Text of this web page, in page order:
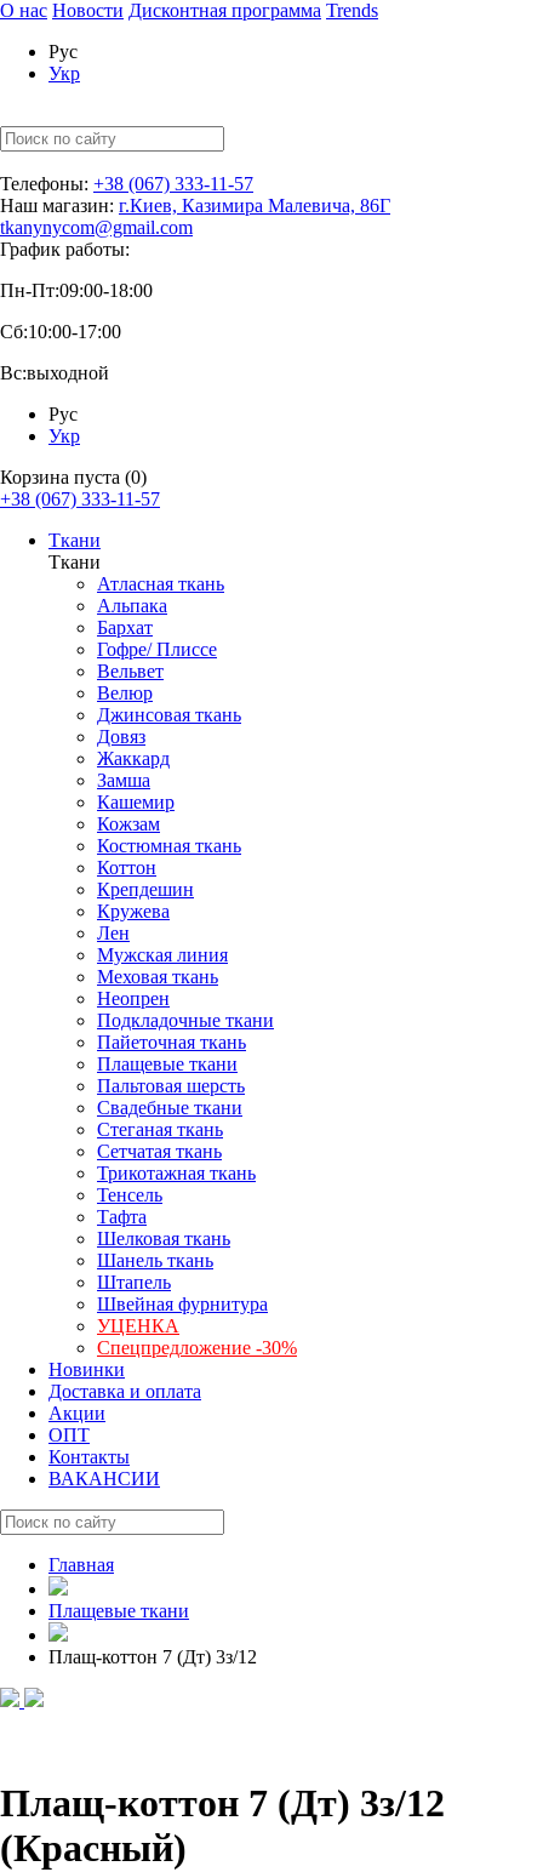
О нас Новости Дисконтная программа Trends
Рус
Укр
Телефоны: +38 (067) 333-11-57
Наш магазин: г.Киев, Казимира Малевича, 86Г
tkanynycom@gmail.com
График работы:
Пн-Пт:09:00-18:00
Сб:10:00-17:00
Вс:выходной
Рус
Укр
Корзина пуста (0)
+38 (067) 333-11-57
Ткани
Ткани
Атласная ткань
Альпака
Бархат
Гофре/ Плиссе
Вельвет
Велюр
Джинсовая ткань
Довяз
Жаккард
Замша
Кашемир
Кожзам
Костюмная ткань
Коттон
Крепдешин
Кружева
Лен
Мужская линия
Меховая ткань
Неопрен
Подкладочные ткани
Пайеточная ткань
Плащевые ткани
Пальтовая шерсть
Свадебные ткани
Стеганая ткань
Сетчатая ткань
Трикотажная ткань
Тенсель
Тафта
Шелковая ткань
Шанель ткань
Штапель
Швейная фурнитура
УЦЕНКА
Спецпредложение -30%
Новинки
Доставка и оплата
Акции
ОПТ
Контакты
ВАКАНСИИ
Главная
Плащевые ткани
Плащ-коттон 7 (Дт) 3з/12
Плащ-коттон 7 (Дт) 3з/12
(Красный)